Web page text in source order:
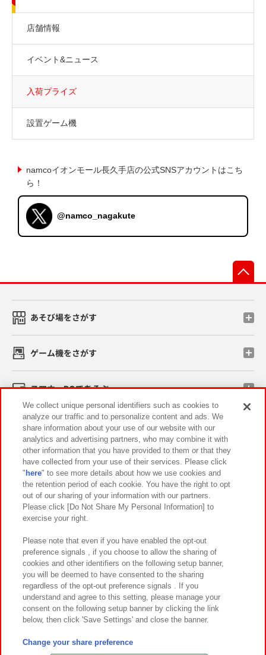
店舗情報
イベント&ニュース
入荷プライズ
設置ゲーム機
namcoイオンモール長久手店の公式SNSアカウントはこち
ら！
@namco_nagakute
あそび場をさがす
ゲーム機をさがす
スマホ・PCであそぶ
イベント・キャンペーン
関連会社 サステナビリティ サイトポリシー
プライバシーポリシー ウェブアクセシビリティ方針と検証結果
お取引先さまとともに
カスタマーハラスメント対応方針 よくあるご質問・お問い合わせ
©Bandai Namco Amusement Inc.
©Bandai Namco Amusement Lab Inc.
We collect unique personal identifiers such as cookies to
analyze our traffic and to personalize content and ads. We
share information about your use of our website with our
analytics and advertising partners, who may combine it with
other information that you have provided to them or that they
have collected from your use of their services. Please click
" here" to see more details about how we use cookies and
the retention period of each cookie. You have the right to opt
out of our sharing of your information with our partners.
Please click [Do Not Share My Personal Information] to
exercise your right.
Please note that even if you have enabled the opt-out
preference signals , if you choose to allow the sharing of
cookies and other identifiers on the following setup banner,
you will be deemed to have consented to the sharing
regardless of the opt-out preference signals . If you
understand and agree to this setting, please manage your
consent on the following setup banner by clicking the link
below, then click 'Save Settings' and close the banner.
Change your share preference